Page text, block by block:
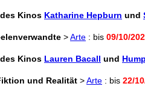
Kinos Katharine Hepburn und
>Arte : bis 09/10/
Kinos Lauren Bacall und
und Realität >Arte : bis 22/